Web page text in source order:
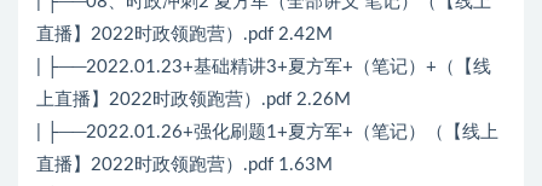
直播】2022时政领跑营）.pdf 2.42M
| ├──2022.01.23+基础精讲3+夏方军+（笔记）+（【线
上直播】2022时政领跑营）.pdf 2.26M
| ├──2022.01.26+强化刷题1+夏方军+（笔记）（【线上
直播】2022时政领跑营）.pdf 1.63M